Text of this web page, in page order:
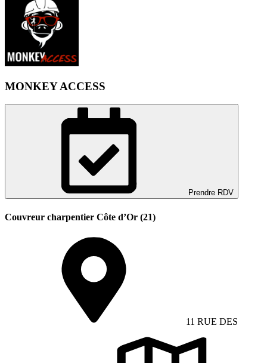
MONKEY ACCESS
Prendre RDV
Couvreur charpentier Côte d’Or (21)
11 RUE DES